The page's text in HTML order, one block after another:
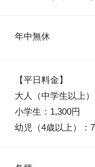
年中無休
【平日料金】
大人（中学生以上
小学生：1,300円